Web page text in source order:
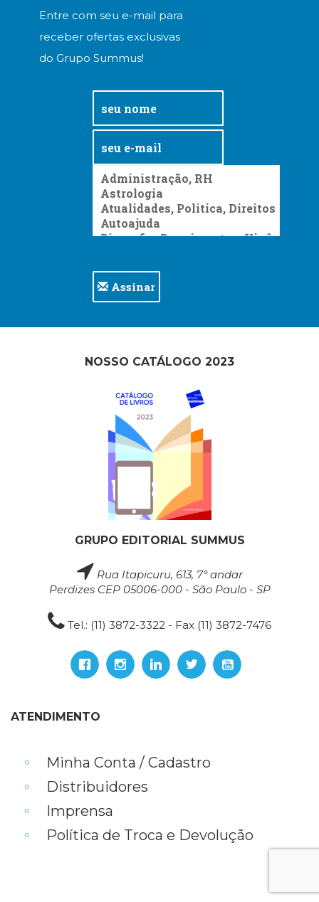
Entre com seu e-mail para
receber ofertas exclusivas
do Grupo Summus!
Assinar
NOSSO CATÁLOGO 2023
GRUPO EDITORIAL SUMMUS
Rua Itapicuru, 613, 7° andar
Perdizes CEP 05006-000 - São Paulo - SP
Tel.: (11) 3872-3322 - Fax (11) 3872-7476
ATENDIMENTO
Minha Conta / Cadastro
Distribuidores
Imprensa
Política de Troca e Devolução